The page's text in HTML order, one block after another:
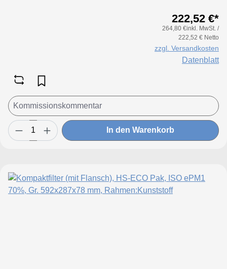
222,52 €*
264,80 €inkl. MwSt. /
222,52 € Netto
zzgl. Versandkosten
Datenblatt
In den Warenkorb